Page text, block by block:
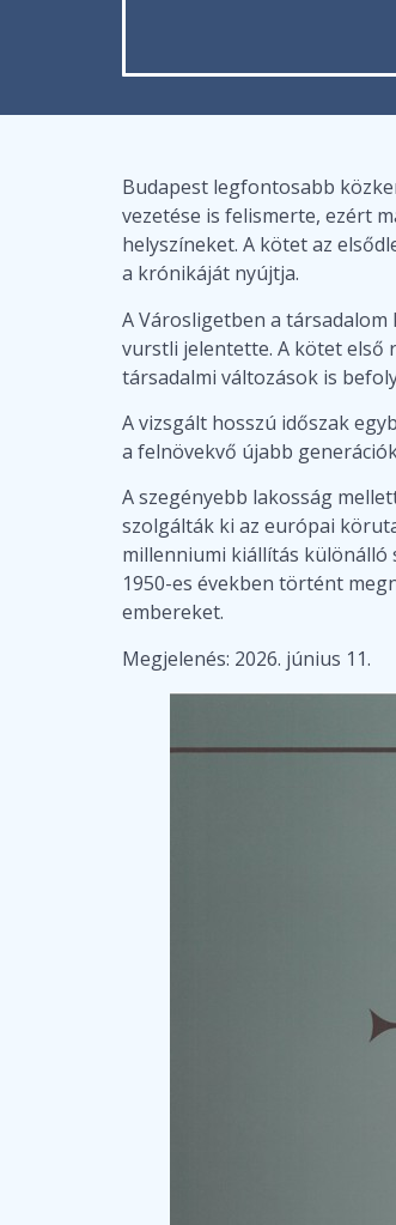
Budapest legfontosabb
vezetése is felismerte, ezért
helyszíneket. A kötet az
a krónikáját nyújtja.
A Városligetben a
vurstli jelentette. A kötet első
társadalmi változások is
A vizsgált hosszú időszak
a felnövekvő újabb
A szegényebb lakosság
szolgálták ki az európai
millenniumi kiállítás különálló
1950-es években történt
embereket.
Megjelenés: 2026. június 11.